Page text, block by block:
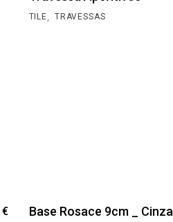
TILE, TRAVESSAS
€
Base Rosace 9cm _ Cinza